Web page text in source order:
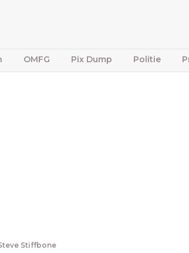
OMFG Pix Dump Politie
Stiffbone